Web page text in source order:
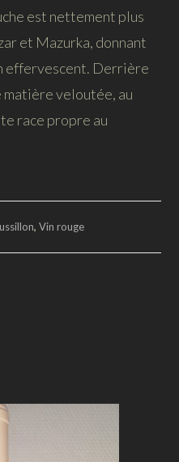
est nettement plus
et Mazurka, donnant
effervescent. Derrière
veloutée, au
race propre au
,Vin rouge